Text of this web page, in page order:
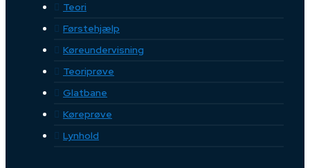
Teori
Førstehjælp
Køreundervisning
Teoriprøve
Glatbane
Køreprøve
Lynhold